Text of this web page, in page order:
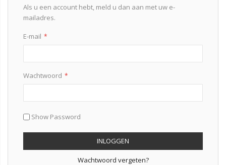
Als u een account hebt, meld u dan aan met uw e-
mailadres.
E-mail
Wachtwoord
Show Password
INLOGGEN
Wachtwoord vergeten?